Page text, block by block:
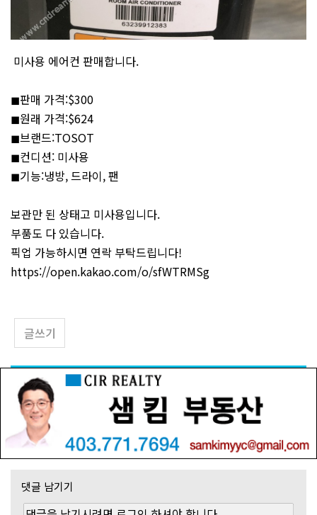
미사용 에어컨 판매합니다.
◼︎판매 가격:$300
◼︎원래 가격:$624
◼︎브랜드:TOSOT
◼︎컨디션: 미사용
◼︎기능:냉방, 드라이, 팬
보관만 된 상태고 미사용입니다.
부품도 다 있습니다.
픽업 가능하시면 연락 부탁드립니다!
https://open.kakao.com/o/sfWTRMSg
글쓰기
댓글 남기기